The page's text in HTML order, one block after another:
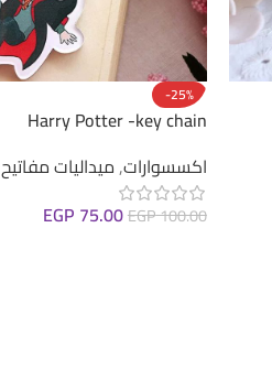
-25%
Harry Potter -key chain
اكسسوارات,ميداليات مفاتيح
EGP100.00
EGP 75.00